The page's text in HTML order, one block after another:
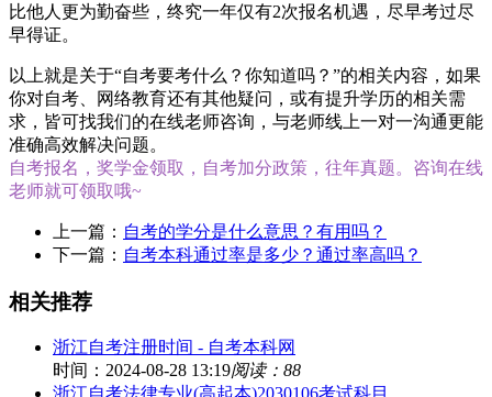
比他人更为勤奋些，终究一年仅有2次报名机遇，尽早考过尽
早得证。
以上就是关于“自考要考什么？你知道吗？”的相关内容，如果
你对自考、网络教育还有其他疑问，或有提升学历的相关需
求，皆可找我们的在线老师咨询，与老师线上一对一沟通更能
准确高效解决问题。
自考报名，奖学金领取，自考加分政策，往年真题。咨询在线
老师就可领取哦~
上一篇： 自考的学分是什么意思？有用吗？
下一篇： 自考本科通过率是多少？通过率高吗？
相关推荐
浙江自考注册时间 - 自考本科网
时间：2024-08-28 13:19阅读：88